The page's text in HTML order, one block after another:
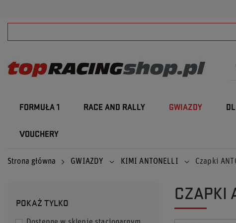
FORMUŁA 1 RACE AND RALLY GWIAZDY
VOUCHERY
Strona główna GWIAZDY KIMI ANTONELLI Czapki
POKAŻ TYLKO CZAPKI